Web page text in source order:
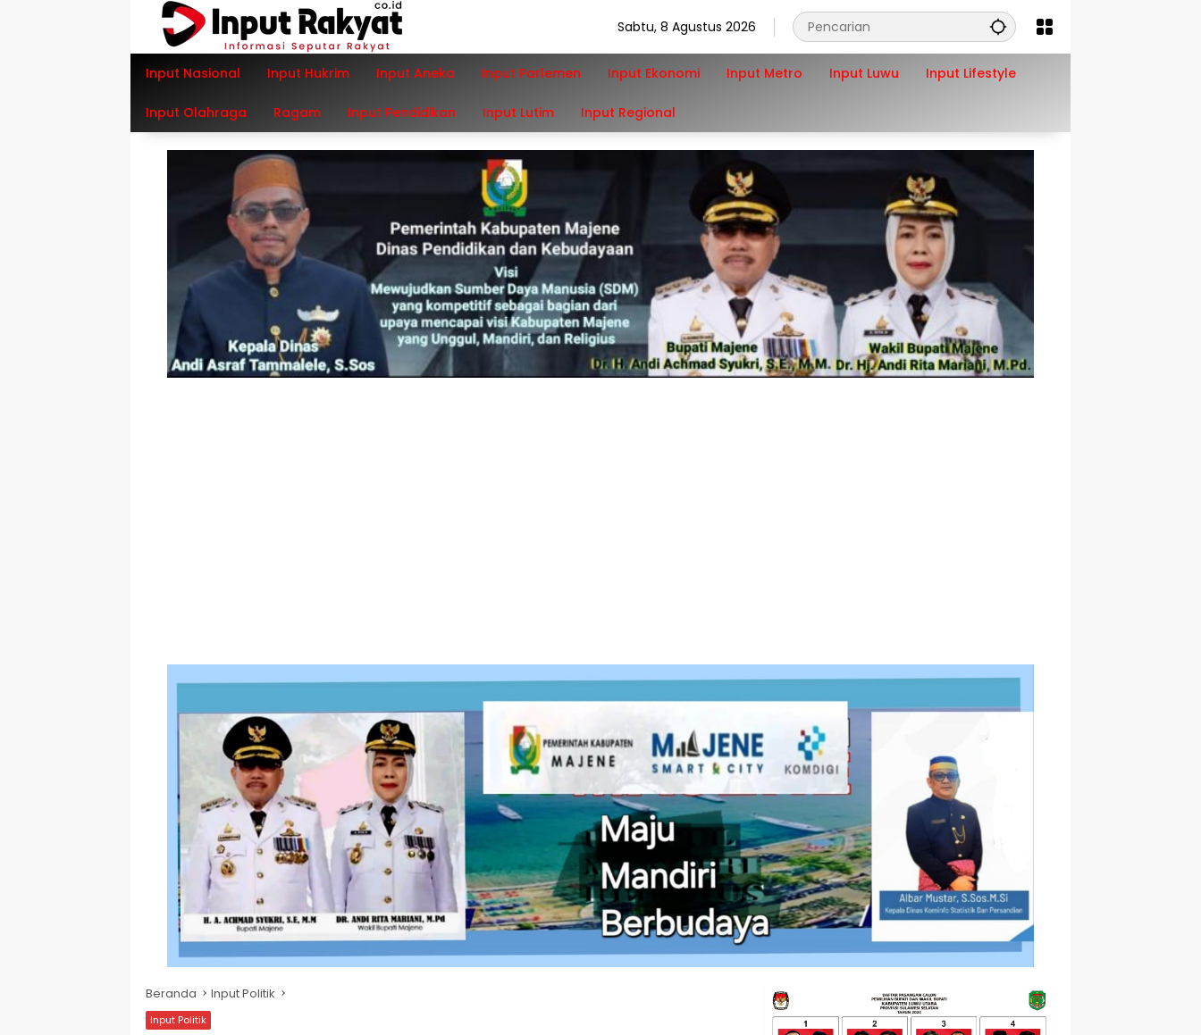
Sabtu, 8 Agustus 2026
Input Nasional Input Hukrim Input Aneka Input Parlemen Input Ekonomi Input Metro Input Luwu Input Lifestyle
Input Olahraga Ragam Input Pendidikan Input Lutim Input Regional
Beranda Input Politik
Input Politik